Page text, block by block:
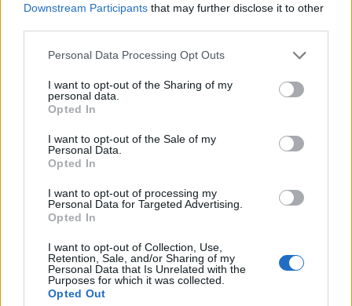
Downstream Participants that may further disclose it to other
Personal Data Processing Opt Outs
I want to opt-out of the Sharing of my
personal data.
Opted In
I want to opt-out of the Sale of my
Personal Data.
Opted In
I want to opt-out of processing my
Personal Data for Targeted Advertising.
Opted In
I want to opt-out of Collection, Use,
Retention, Sale, and/or Sharing of my
Personal Data that Is Unrelated with the
Purposes for which it was collected.
Opted Out
Δήμος Αθηναίων: Δωρεάν προληπτικές
εξετάσεις για τον καρκίνο
ΕΠΙΚΑΙΡΌΤΗΤΑ 02/02/2026 - 13:50